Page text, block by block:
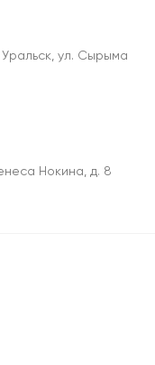
Уральск, ул. Сырыма
Нокина, д. 8